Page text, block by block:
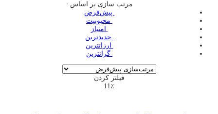
مرتب سازی بر اساس :
‌ پیش‌فرض
‌ محبوبیت
‌ امتیاز
‌ جدیدترین
‌ ارزانترین
‌ گرانترین
فیلتر کردن
11٪